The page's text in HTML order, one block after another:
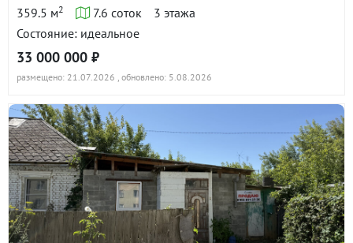
359.5 м2 7.6 соток
3 этажа
Состояние: идеальное
33 000 000 ₽
размещено: 21.07.2026 , обновлено: 5.08.2026